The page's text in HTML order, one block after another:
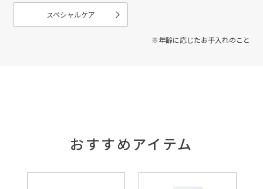
スペシャルケア
※年齢に応じたお手入れのこと
おすすめアイテム